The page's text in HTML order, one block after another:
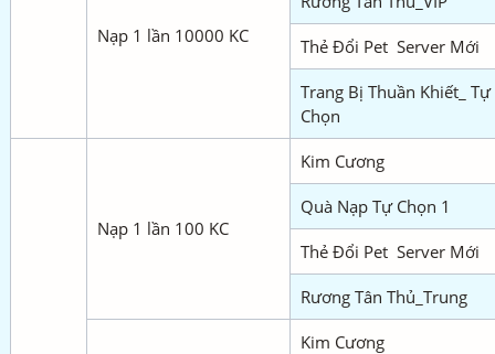
Nạp 1 lần 10000 KC Thẻ Đổi Pet Server Mới
Trang Bị Thuần Khiết_ Tự
Chọn
Nạp 1 lần 100 KC
Kim Cương
Quà Nạp Tự Chọn 1
Thẻ Đổi Pet Server Mới
Rương Tân Thủ_Trung
Kim Cương